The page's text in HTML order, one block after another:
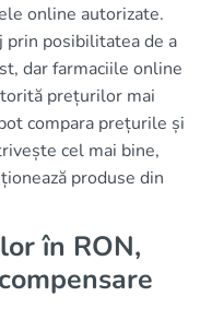
online autorizate.
prin posibilitatea de a
dar farmaciile online
prețurilor mai
compara prețurile și
cel mai bine,
produse din
în RON,